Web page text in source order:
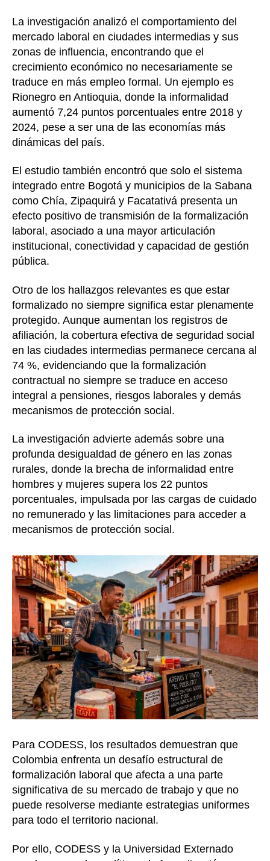
La investigación analizó el comportamiento del
mercado laboral en ciudades intermedias y sus
zonas de influencia, encontrando que el
crecimiento económico no necesariamente se
traduce en más empleo formal. Un ejemplo es
Rionegro en Antioquia, donde la informalidad
aumentó 7,24 puntos porcentuales entre 2018 y
2024, pese a ser una de las economías más
dinámicas del país.
El estudio también encontró que solo el sistema
integrado entre Bogotá y municipios de la Sabana
como Chía, Zipaquirá y Facatativá presenta un
efecto positivo de transmisión de la formalización
laboral, asociado a una mayor articulación
institucional, conectividad y capacidad de gestión
pública.
Otro de los hallazgos relevantes es que estar
formalizado no siempre significa estar plenamente
protegido. Aunque aumentan los registros de
afiliación, la cobertura efectiva de seguridad social
en las ciudades intermedias permanece cercana al
74 %, evidenciando que la formalización
contractual no siempre se traduce en acceso
integral a pensiones, riesgos laborales y demás
mecanismos de protección social.
La investigación advierte además sobre una
profunda desigualdad de género en las zonas
rurales, donde la brecha de informalidad entre
hombres y mujeres supera los 22 puntos
porcentuales, impulsada por las cargas de cuidado
no remunerado y las limitaciones para acceder a
mecanismos de protección social.
Para CODESS, los resultados demuestran que
Colombia enfrenta un desafío estructural de
formalización laboral que afecta a una parte
significativa de su mercado de trabajo y que no
puede resolverse mediante estrategias uniformes
para todo el territorio nacional.
Por ello, CODESS y la Universidad Externado